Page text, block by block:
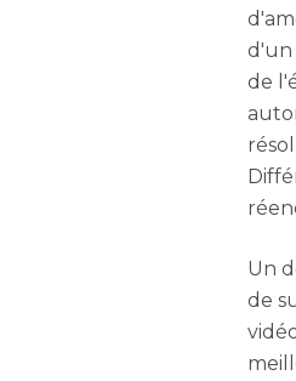
d'un
de
Un
de